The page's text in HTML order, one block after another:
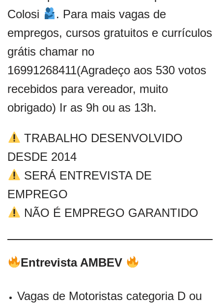
Colosi
. Para mais vagas de
empregos, cursos gratuitos e currículos
grátis chamar no
16991268411(Agradeço aos 530 votos
recebidos para vereador, muito
obrigado) Ir as 9h ou as 13h.
TRABALHO DESENVOLVIDO
DESDE 2014
SERÁ ENTREVISTA DE
EMPREGO
NÃO É EMPREGO GARANTIDO
Entrevista AMBEV
Vagas de Motoristas categoria D ou